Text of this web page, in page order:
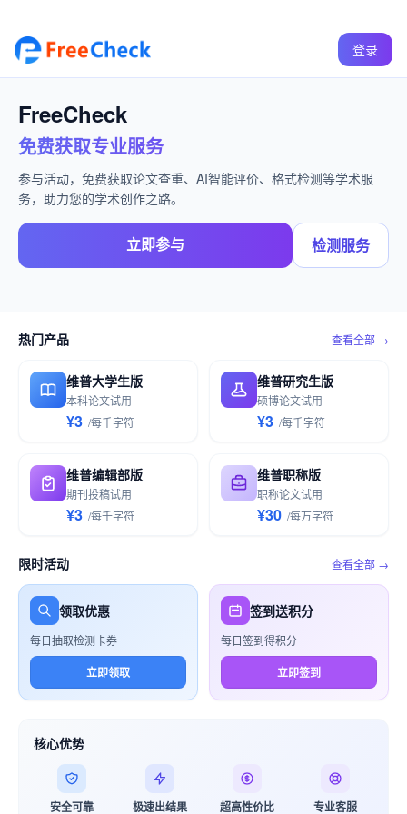
登录
FreeCheck
免费获取专业服务
参与活动，免费获取论文查重、AI智能评价、格式检测等学术服
务，助力您的学术创作之路。
立即参与 检测服务
热门产品 查看全部 →
维普大学生版
本科论文试用
¥3 /每千字符
维普研究生版
硕博论文试用
¥3 /每千字符
维普编辑部版
期刊投稿试用
¥3 /每千字符
维普职称版
职称论文试用
¥30 /每万字符
限时活动 查看全部 →
领取优惠
每日抽取检测卡券
立即领取
签到送积分
每日签到得积分
立即签到
核心优势
安全可靠 极速出结果 超高性价比 专业客服